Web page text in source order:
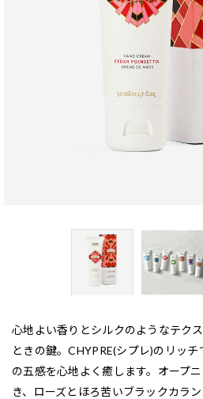
心地よい香りとシルクのようなテク
ときの鍵。CHYPRE(シプレ)のリッ
の五感を心地よく癒します。オープ
き、ローズとほろ苦いブラックカラ